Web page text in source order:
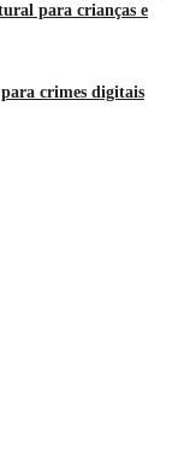
para crianças e
crimes digitais